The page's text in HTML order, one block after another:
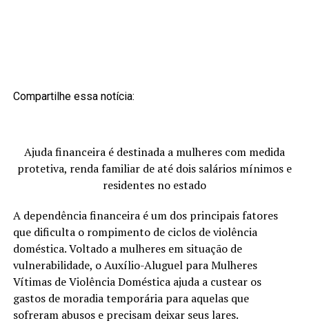
Compartilhe essa notícia:
Ajuda financeira é destinada a mulheres com medida
protetiva, renda familiar de até dois salários mínimos e
residentes no estado
A dependência financeira é um dos principais fatores
que dificulta o rompimento de ciclos de violência
doméstica. Voltado a mulheres em situação de
vulnerabilidade, o Auxílio-Aluguel para Mulheres
Vítimas de Violência Doméstica ajuda a custear os
gastos de moradia temporária para aquelas que
sofreram abusos e precisam deixar seus lares.